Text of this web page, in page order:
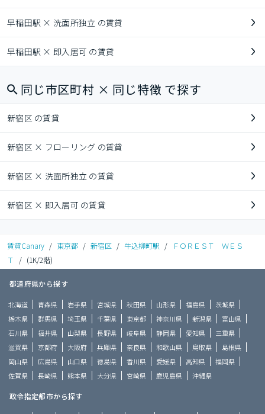
早稲田駅 × 洗面所独立 の賃貸
早稲田駅 × 即入居可 の賃貸
同じ市区町村 × 同じ特徴 で探す
新宿区 の賃貸
新宿区 × フローリング の賃貸
新宿区 × 洗面所独立 の賃貸
新宿区 × 即入居可 の賃貸
賃貸Canary / 東京都 / 新宿区 / 牛込柳町駅 /
ＦＯＲＥＳＴ ＷＥＳ
Ｔ
/ (1K/2階)
都道府県から探す
北海道 青森県 岩手県 宮城県 秋田県 山形県 福島県
茨城県
栃木県
群馬県 埼玉県 千葉県 東京都 神奈川県 新潟県
富山県
石川県
福井県 山梨県 長野県 岐阜県 静岡県 愛知県
三重県
滋賀県
京都府 大阪府 兵庫県 奈良県 和歌山県 鳥取県
島根県
岡山県
広島県 山口県 徳島県 香川県 愛媛県 高知県
福岡県
佐賀県
長崎県 熊本県 大分県 宮崎県 鹿児島県 沖縄県
政令指定都市から探す